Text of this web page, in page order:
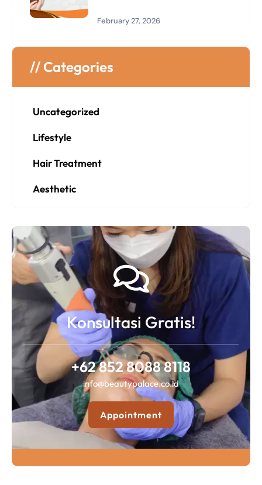
February 27, 2026
// Categories
Uncategorized
Lifestyle
Hair Treatment
Aesthetic
Konsultasi Gratis!
+62 852 8088 8118
info@beautypalace.co.id
Appointment